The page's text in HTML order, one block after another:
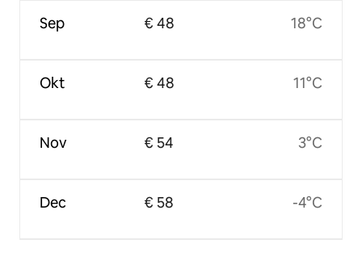
Sep
Okt
Nov
Dec
€ 48
€ 48
€ 54
€ 58
18°C
11°C
3°C
-4°C